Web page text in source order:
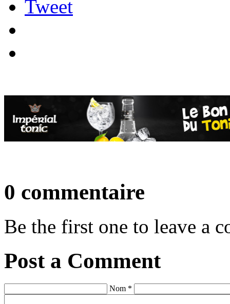
Tweet
0 commentaire
Be the first one to leave a
Post a Comment
Nom *